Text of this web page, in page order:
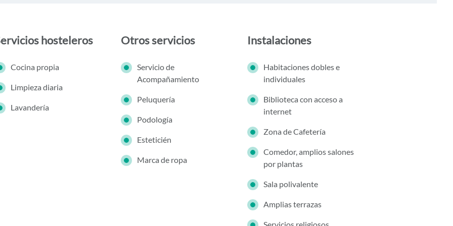
hosteleros
Cocina propia
Limpieza diaria
Lavandería
Otros servicios
Servicio de
Acompañamiento
Peluquería
Podología
Esteticién
Marca de ropa
Instalaciones
Habitaciones dobles e
individuales
Biblioteca con acceso a
internet
Zona de Cafetería
Comedor, amplios salones
por plantas
Sala polivalente
Amplias terrazas